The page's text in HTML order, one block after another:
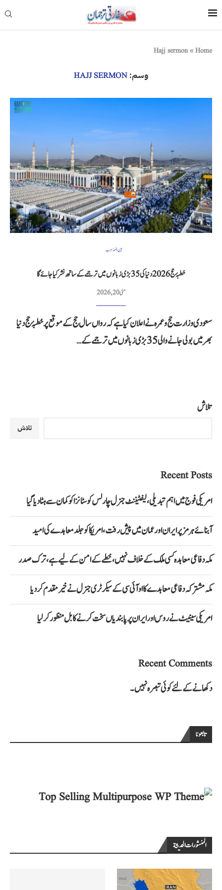
Home
»
Hajj sermon
وسم: HAJJ SERMON
بین المذاہب
خطبۂ حج 2026 دنیا کی 35 بڑی زبانوں میں ترجمے کے ساتھ نشر کیا جائے گا
مئی 20, 2026
سعودی وزارت حج و عمرہ نے اعلان کیا ہے کہ رواں سال حج کے موقع پر خطبۂ حج دنیا
بھر میں بولی جانے والی 35 بڑی زبانوں میں ترجمے کے…
تلاش
تلاش
Recent Posts
امریکی فوج میں اہم تبدیلی، لیفٹیننٹ جنرل چارلس کوسٹانزا کو کمان سے ہٹا دیا گیا
آبنائے ہرمز پر ایران اور عمان میں پیش رفت، امریکا کو جلد معاہدے کی امید
مکہ دفاعی معاہدہ کسی ملک کے خلاف نہیں، خطے کے امن کے لیے ہے، ترک صدر
مکہ مشترکہ دفاعی معاہدے کا او آئی سی کے سیکرٹری جنرل نے خیرمقدم کردیا
امریکی سینیٹ نے روس اور ایران پر پابندیاں سخت کرنے کا بل منظور کرلیا
Recent Comments
دکھانے کے لئے کوئی تبصرہ نہیں۔
تابعونا
المنشورات الحديثة